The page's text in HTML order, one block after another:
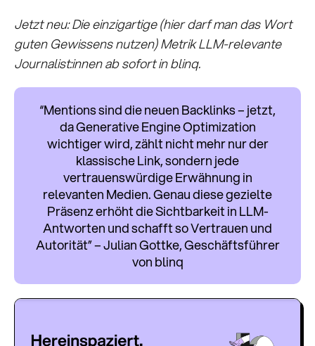
Jetzt neu: Die einzigartige (hier darf man das Wort
guten Gewissens nutzen) Metrik LLM-relevante
Journalist:innen ab sofort in blinq.
“Mentions sind die neuen Backlinks – jetzt,
da Generative Engine Optimization
wichtiger wird, zählt nicht mehr nur der
klassische Link, sondern jede
vertrauenswürdige Erwähnung in
relevanten Medien. Genau diese gezielte
Präsenz erhöht die Sichtbarkeit in LLM-
Antworten und schafft so Vertrauen und
Autorität” – Julian Gottke, Geschäftsführer
von blinq